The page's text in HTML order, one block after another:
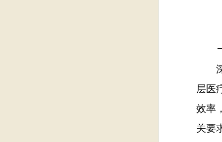
深
层医
效率
关要